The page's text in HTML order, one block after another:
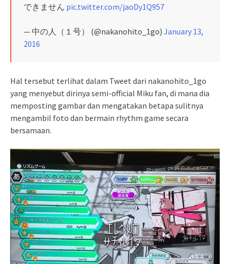
できません pic.twitter.com/jaoDy1Q957
— 中の人（１号） (@nakanohito_1go) January 13,
2016
Hal tersebut terlihat dalam Tweet dari nakanohito_1go
yang menyebut dirinya semi-official Miku fan, di mana dia
memposting gambar dan mengatakan betapa sulitnya
mengambil foto dan bermain rhythm game secara
bersamaan.